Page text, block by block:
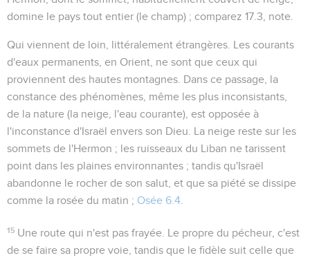
domine le pays tout entier (le champ) ; comparez 17.3 , note.
Qui viennent de loin , littéralement étrangères . Les courants
d'eaux permanents, en Orient, ne sont que ceux qui
proviennent des hautes montagnes. Dans ce passage, la
constance des phénomènes, même les plus inconsistants,
de la nature (la neige, l'eau courante), est opposée à
l'inconstance d'Israël envers son Dieu. La neige reste sur les
sommets de l'Hermon ; les ruisseaux du Liban ne tarissent
point dans les plaines environnantes ; tandis qu'Israël
abandonne le rocher de son salut, et que sa piété se dissipe
comme la rosée du matin ; Osée 6.4
15 Une route qui n'est pas frayée . Le propre du pécheur, c'est
de se faire sa propre voie, tandis que le fidèle suit celle que